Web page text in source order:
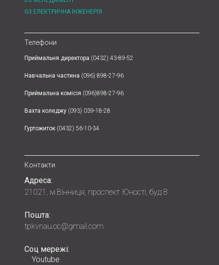
G3 ЕЛЕКТРИЧНА ІНЖЕНЕРІЯ
Телефони
Приймальня директора (0432) 43-89-52
Навчальна частина (096) 898-27-96
Приймальна комісія (096)898-27-96
Вахта коледжу (093) 039-18-28
Гуртожиток (0432) 56-10-34
Контакти
Адреса:
21021, м.Вінниця, проспект Юності, буд 8
Пошта:
tpkvnau.oc@gmail.com
Соц мережі:
Youtube